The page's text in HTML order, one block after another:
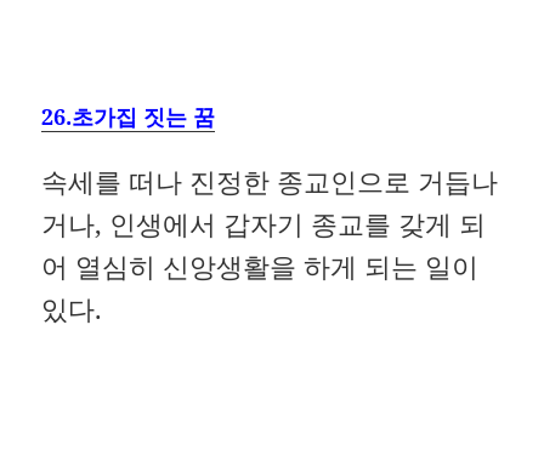
26.초가집 짓는 꿈
속세를 떠나 진정한 종교인으로 거듭나
거나, 인생에서 갑자기 종교를 갖게 되
어 열심히 신앙생활을 하게 되는 일이
있다.